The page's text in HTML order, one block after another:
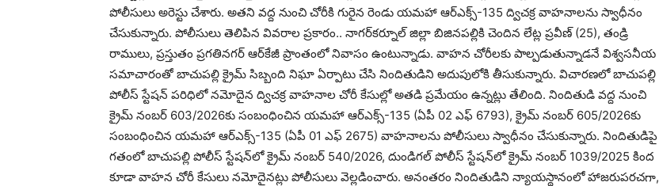
పోలీసులు అరెస్టు చేశారు. అతని వద్ద నుంచి చోరీకి గురైన రెండు యమహా ఆర్‌ఎక్స్-135 ద్విచక్ర వాహనాలను స్వాధీనం
చేసుకున్నారు. పోలీసులు తెలిపిన వివరాల ప్రకారం.. నాగర్‌కర్నూల్ జిల్లా బిజినపల్లికి చెందిన లేట్ల ప్రవీణ్ (25), తండ్రి
రాములు, ప్రస్తుతం ప్రగతినగర్ ఆర్‌కేజీ ప్రాంతంలో నివాసం ఉంటున్నాడు. వాహన చోరీలకు పాల్పడుతున్నాడనే విశ్వసనీయ
సమాచారంతో బాచుపల్లి క్రైమ్ సిబ్బంది నిఘా ఏర్పాటు చేసి నిందితుడిని అదుపులోకి తీసుకున్నారు. విచారణలో బాచుపల్లి
పోలీస్ స్టేషన్ పరిధిలో నమోదైన ద్విచక్ర వాహనాల చోరీ కేసుల్లో అతడి ప్రమేయం ఉన్నట్లు తేలింది. నిందితుడి వద్ద నుంచి
క్రైమ్ నంబర్ 603/2026కు సంబంధించిన యమహా ఆర్‌ఎక్స్-135 (ఏపీ 02 ఎఫ్ 6793), క్రైమ్ నంబర్ 605/2026కు
సంబంధించిన యమహా ఆర్‌ఎక్స్-135 (ఏపీ 01 ఎఫ్ 2675) వాహనాలను పోలీసులు స్వాధీనం చేసుకున్నారు. నిందితుడిపై
గతంలో బాచుపల్లి పోలీస్ స్టేషన్‌లో క్రైమ్ నంబర్ 540/2026, దుండిగల్ పోలీస్ స్టేషన్‌లో క్రైమ్ నంబర్ 1039/2025 కింద
కూడా వాహన చోరీ కేసులు నమోదైనట్లు పోలీసులు వెల్లడించారు. అనంతరం నిందితుడిని న్యాయస్థానంలో హాజరుపరచగా,